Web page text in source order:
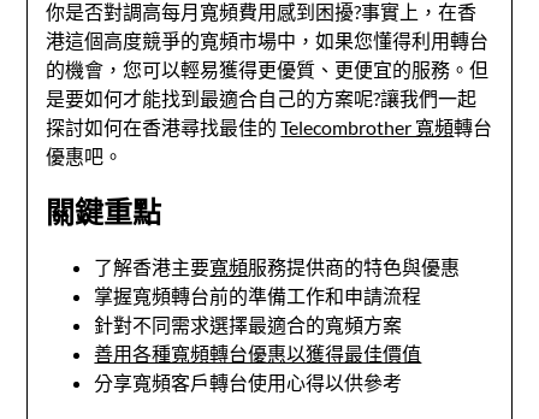
你是否對調高每月寬頻費用感到困擾?事實上，在香
港這個高度競爭的寬頻市場中，如果您懂得利用轉台
的機會，您可以輕易獲得更優質、更便宜的服務。但
是要如何才能找到最適合自己的方案呢?讓我們一起
探討如何在香港尋找最佳的Telecombrother 寬頻轉台
優惠吧。
關鍵重點
了解香港主要寬頻服務提供商的特色與優惠
掌握寬頻轉台前的準備工作和申請流程
針對不同需求選擇最適合的寬頻方案
善用各種寬頻轉台優惠以獲得最佳價值
分享寬頻客戶轉台使用心得以供參考